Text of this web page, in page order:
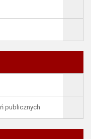
publicznych